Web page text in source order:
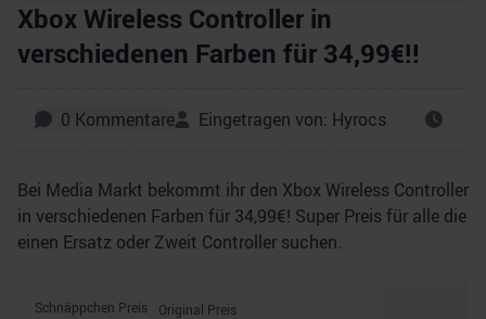
Xbox Wireless Controller in
verschiedenen Farben für 34,99€!!
0 Kommentare Eingetragen von: Hyrocs
Bei Media Markt bekommt ihr den Xbox Wireless Controller
in verschiedenen Farben für 34,99€! Super Preis für alle die
einen Ersatz oder Zweit Controller suchen.
Schnäppchen Preis Original Preis